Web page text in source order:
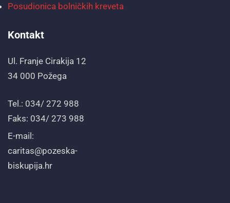
Posudionica bolničkih kreveta
Kontakt
Ul. Franje Cirakija 12
34 000 Požega
Tel.: 034/ 272 988
Faks: 034/ 273 988
E-mail:
caritas@pozeska-
biskupija.hr